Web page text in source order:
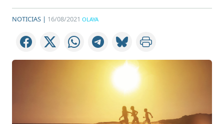
NOTICIAS | 16/08/2021 OLAYA